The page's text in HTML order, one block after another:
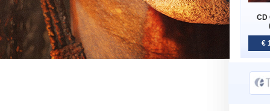
CD
€